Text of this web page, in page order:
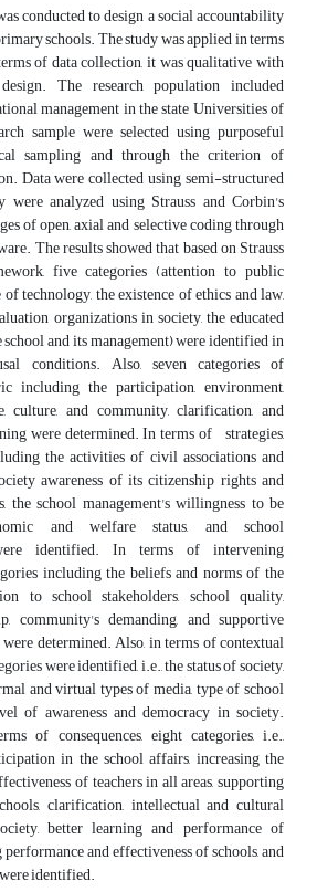
conducted to design a social accountability
schools. The study was applied in terms
of data collection, it was qualitative with
The research population included
management in the state Universities of
sample were selected using purposeful
sampling and through the criterion of
Data were collected using semi-structured
were analyzed using Strauss and Corbin's
of open, axial and selective coding through
The results showed that based on Strauss
five categories (attention to public
technology, the existence of ethics and law,
organizations in society, the educated
and its management) were identified in
conditions. Also, seven categories of
including the participation, environment,
culture, and community, clarification, and
were determined. In terms of strategies,
the activities of civil associations and
awareness of its citizenship rights and
the school management's willingness to be
and welfare status, and school
identified. In terms of intervening
including the beliefs and norms of the
to school stakeholders, school quality,
community's demanding, and supportive
determined. Also, in terms of contextual
were identified, i.e., the status of society,
and virtual types of media, type of school
of awareness and democracy in society.
of consequences, eight categories, i.e.,
in the school affairs, increasing the
of teachers in all areas, supporting
clarification, intellectual and cultural
better learning and performance of
and effectiveness of schools, and
identified.